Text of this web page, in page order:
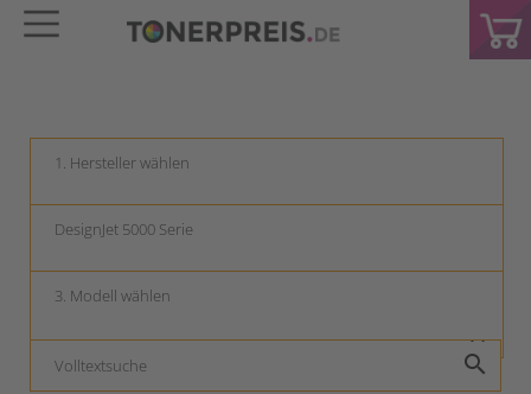
keyboard_arrow_down
keyboard_arrow_down
keyboard_arrow_down
search